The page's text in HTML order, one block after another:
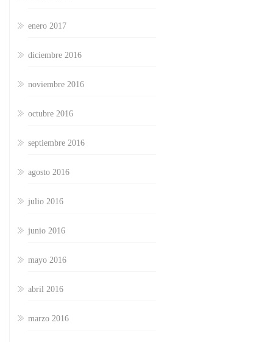
enero 2017
diciembre 2016
noviembre 2016
octubre 2016
septiembre 2016
agosto 2016
julio 2016
junio 2016
mayo 2016
abril 2016
marzo 2016